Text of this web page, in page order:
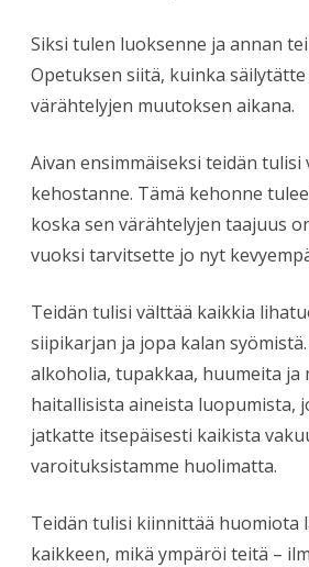
Siksi tulen luoksenne ja annan
Opetuksen siitä, kuinka
värähtelyjen muutoksen aikana.
Aivan ensimmäiseksi teidän tulisi
kehostanne. Tämä kehonne
koska sen värähtelyjen taajuus
vuoksi tarvitsette jo nyt
Teidän tulisi välttää kaikkia
siipikarjan ja jopa kalan
alkoholia, tupakkaa, huumeita ja
haitallisista aineista luopumista,
jatkatte itsepäisesti kaikista
varoituksistamme huolimatta.
Teidän tulisi kiinnittää huomiota
kaikkeen, mikä ympäröi teitä –